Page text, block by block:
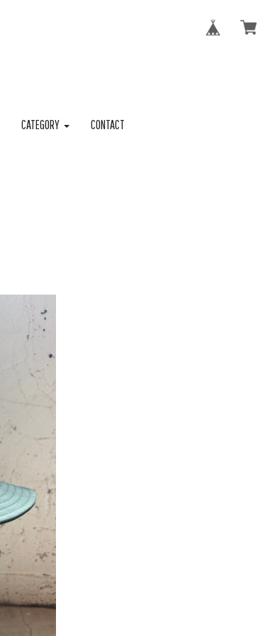
CATEGORY CONTACT